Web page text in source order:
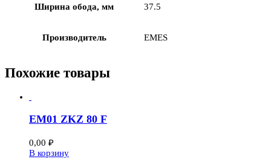
Ширина обода, мм 37.5
Производитель EMES
Похожие товары
EM01 ZKZ 80 F
0,00 ₽
В корзину